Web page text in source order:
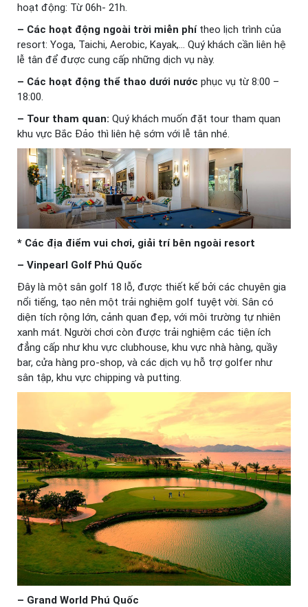
hoạt động: Từ 06h- 21h.
– Các hoạt động ngoài trời miễn phítheo lịch trình của
resort: Yoga, Taichi, Aerobic, Kayak,… Quý khách cần liên hệ
lễ tân để được cung cấp những dịch vụ này.
– Các hoạt động thể thao dưới nước phục vụ từ 8:00 –
18:00.
– Tour tham quan: Quý khách muốn đặt tour tham quan
khu vực Bắc Đảo thì liên hệ sớm với lễ tân nhé.
* Các địa điểm vui chơi, giải trí bên ngoài resort
– Vinpearl Golf Phú Quốc
Đây là một sân golf 18 lỗ, được thiết kế bởi các chuyên gia
nổi tiếng, tạo nên một trải nghiệm golf tuyệt vời. Sân có
diện tích rộng lớn, cảnh quan đẹp, với môi trường tự nhiên
xanh mát. Người chơi còn được trải nghiệm các tiện ích
đẳng cấp như khu vực clubhouse, khu vực nhà hàng, quầy
bar, cửa hàng pro-shop, và các dịch vụ hỗ trợ golfer như
sân tập, khu vực chipping và putting.
– Grand World Phú Quốc